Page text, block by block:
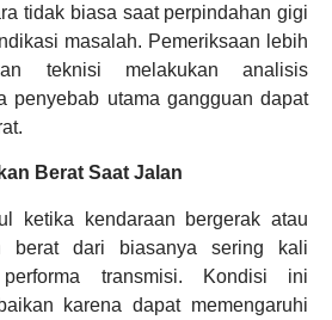
tidak biasa saat perpindahan gigi
masalah. Pemeriksaan lebih
teknisi melakukan analisis
penyebab utama gangguan dapat
Berat Saat Jalan
ketika kendaraan bergerak atau
berat dari biasanya sering kali
transmisi. Kondisi ini
karena dapat memengaruhi